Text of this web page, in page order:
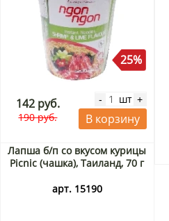
25%
142 руб.
190 руб.
- шт +
В корзину
Лапша б/п со вкусом курицы
Picnic (чашка), Таиланд, 70 г
арт. 15190